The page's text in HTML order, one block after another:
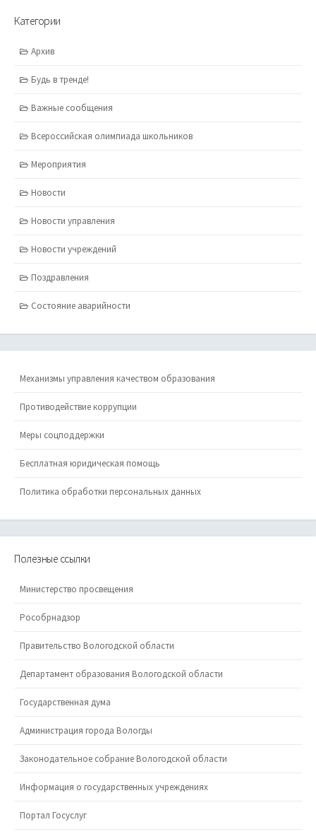
Категории
Архив
Будь в тренде!
Важные сообщения
Всероссийская олимпиада школьников
Мероприятия
Новости
Новости управления
Новости учреждений
Поздравления
Состояние аварийности
Механизмы управления качеством образования
Противодействие коррупции
Меры соцподдержки
Бесплатная юридическая помощь
Политика обработки персональных данных
Полезные ссылки
Министерство просвещения
Рособрнадзор
Правительство Вологодской области
Департамент образования Вологодской области
Государственная дума
Администрация города Вологды
Законодательное собрание Вологодской области
Информация о государственных учреждениях
Портал Госуслуг